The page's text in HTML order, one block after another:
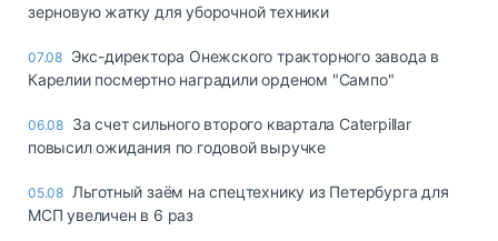
зерновую жатку для уборочной техники
07.08 Экс-директора Онежского тракторного завода в
Карелии посмертно наградили орденом "Сампо"
06.08 За счет сильного второго квартала Caterpillar
повысил ожидания по годовой выручке
05.08 Льготный заём на спецтехнику из Петербурга для
МСП увеличен в 6 раз